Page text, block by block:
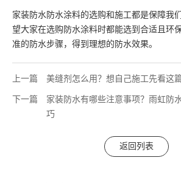
家装防水防水涂料的选购和施工都是保障我
望大家在选购防水涂料时都能选到合适且环
准的防水步骤，得到理想的防水效果。
上一篇 美缝剂怎么用？想自己施工先看这
下一篇
家装防水有哪些注意事项？雨虹防
巧
返回列表